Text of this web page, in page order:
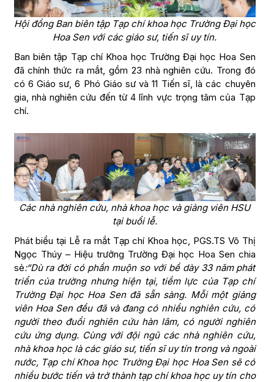
Hội đồng Ban biên tập Tạp chí khoa học Trường Đại học
Hoa Sen với các giáo sư, tiến sĩ uy tín.
Ban biên tập Tạp chí Khoa học Trường Đại học Hoa Sen
đã chính thức ra mắt, gồm 23 nhà nghiên cứu. Trong đó
có 6 Giáo sư, 6 Phó Giáo sư và 11 Tiến sĩ, là các chuyên
gia, nhà nghiên cứu đến từ 4 lĩnh vực trọng tâm của Tạp
chí.
Các nhà nghiên cứu, nhà khoa học và giảng viên HSU
tại buổi lễ.
Phát biểu tại Lễ ra mắt Tạp chí Khoa học, PGS.TS Võ Thị
Ngọc Thúy – Hiệu trưởng Trường Đại học Hoa Sen chia
sẻ:“Dù ra đời có phần muộn so với bề dày 33 năm phát
triển của trường nhưng hiện tại, tiềm lực của Tạp chí
Trường Đại học Hoa Sen đã sẵn sàng. Mỗi một giảng
viên Hoa Sen đều đã và đang có nhiều nghiên cứu, có
người theo đuổi nghiên cứu hàn lâm, có người nghiên
cứu ứng dụng. Cùng với đội ngũ các nhà nghiên cứu,
nhà khoa học là các giáo sư, tiến sĩ uy tín trong và ngoài
nước, Tạp chí Khoa học Trường Đại học Hoa Sen sẽ có
nhiều bước tiến và trở thành tạp chí khoa học uy tín cho